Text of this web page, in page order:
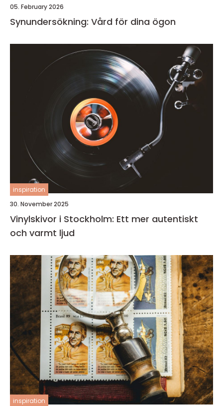
05. February 2026
Synundersökning: Vård för dina ögon
inspiration
30. November 2025
Vinylskivor i Stockholm: Ett mer autentiskt
och varmt ljud
inspiration